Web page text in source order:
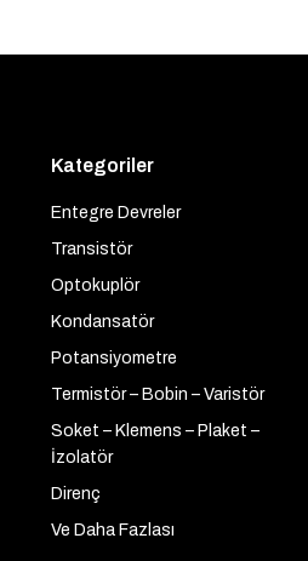
Kategoriler
Entegre Devreler
Transistör
Optokuplör
Kondansatör
Potansiyometre
Termistör – Bobin – Varistör
Soket – Klemens – Plaket –
İzolatör
Direnç
Ve Daha Fazlası